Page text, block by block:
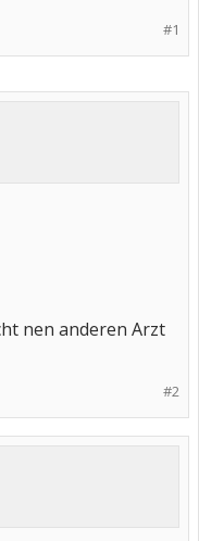
#1
nen anderen Arzt
#2